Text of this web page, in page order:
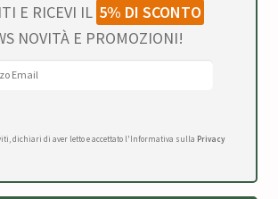
E RICEVI IL 5% DI SCONTO
NOVITÀ E PROMOZIONI!
dichiari di aver letto e accettato l'Informativa sulla Privacy